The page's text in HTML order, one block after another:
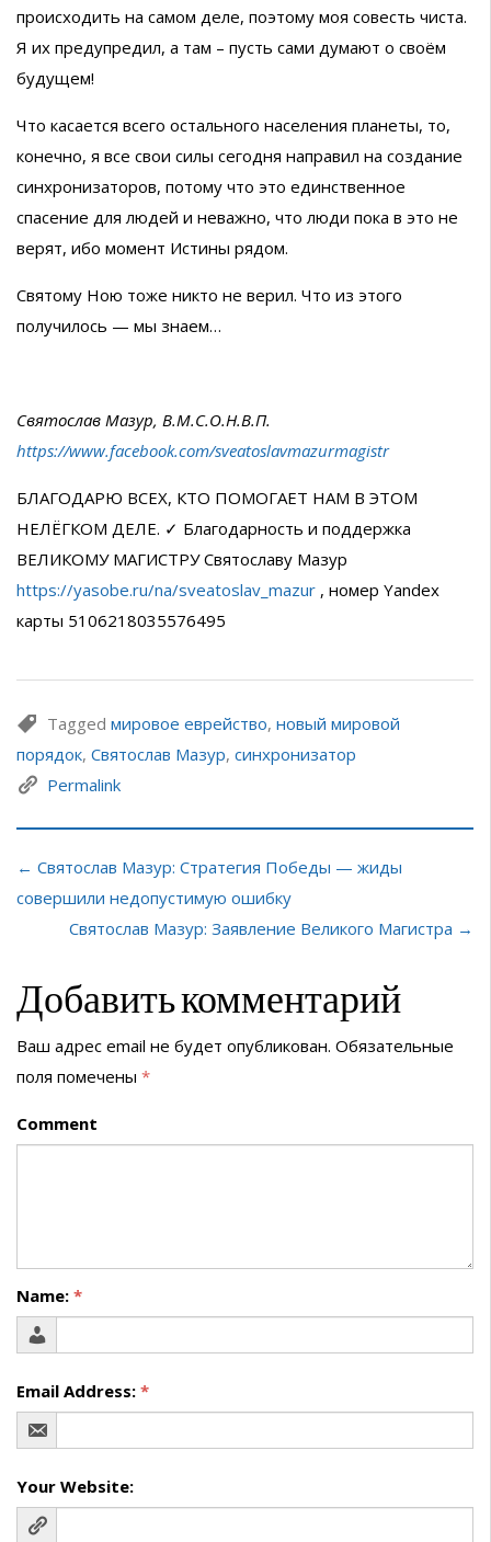
происходить на самом деле, поэтому моя совесть чиста.
Я их предупредил, а там – пусть сами думают о своём
будущем!
Что касается всего остального населения планеты, то,
конечно, я все свои силы сегодня направил на создание
синхронизаторов, потому что это единственное
спасение для людей и неважно, что люди пока в это не
верят, ибо момент Истины рядом.
Святому Ною тоже никто не верил. Что из этого
получилось — мы знаем…
Святослав Мазур, В.М.С.О.Н.В.П.
https://www.facebook.com/sveatoslavmazurmagistr
БЛАГОДАРЮ ВСЕХ, КТО ПОМОГАЕТ НАМ В ЭТОМ
НЕЛЁГКОМ ДЕЛЕ. ✓ Благодарность и поддержка
ВЕЛИКОМУ МАГИСТРУ Святославу Мазур
https://yasobe.ru/na/sveatoslav_mazur , номер Yandex
карты 5106218035576495
Tagged мировое еврейство, новый мировой
порядок, Святослав Мазур, синхронизатор
Permalink
← Святослав Мазур: Стратегия Победы — жиды
совершили недопустимую ошибку
Святослав Мазур: Заявление Великого Магистра →
Добавить комментарий
Ваш адрес email не будет опубликован. Обязательные
поля помечены *
Comment
Name: *
Email Address: *
Your Website: